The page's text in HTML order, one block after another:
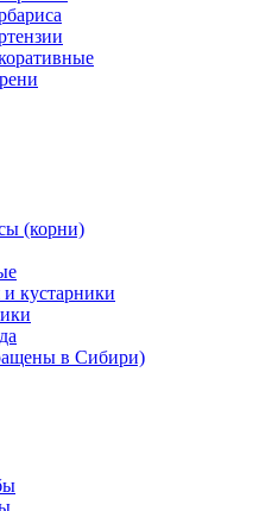
(корни)
кустарники
в Сибири)